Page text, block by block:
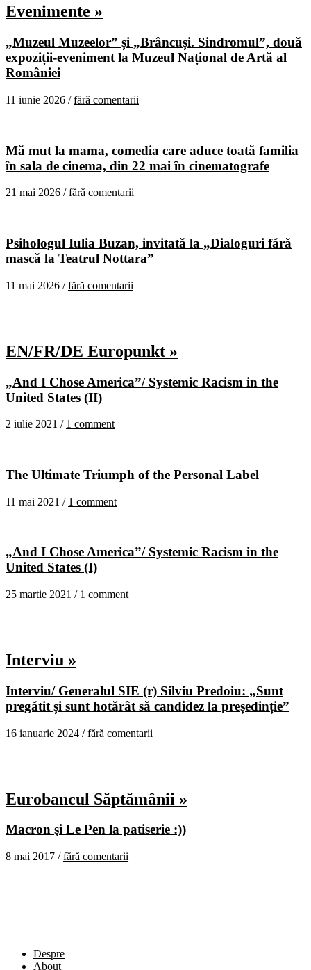
Evenimente »
„Muzeul Muzeelor” și „Brâncuși. Sindromul”, două
expoziții-eveniment la Muzeul Național de Artă al
României
11 iunie 2026 /fără comentarii
Mă mut la mama, comedia care aduce toată familia
în sala de cinema, din 22 mai în cinematografe
21 mai 2026 /fără comentarii
Psihologul Iulia Buzan, invitată la „Dialoguri fără
mască la Teatrul Nottara”
11 mai 2026 /fără comentarii
EN/FR/DE Europunkt »
„And I Chose America”/ Systemic Racism in the
United States (II)
2 iulie 2021 / 1 comment
The Ultimate Triumph of the Personal Label
11 mai 2021 / 1 comment
„And I Chose America”/ Systemic Racism in the
United States (I)
25 martie 2021 / 1 comment
Interviu »
Interviu/ Generalul SIE (r) Silviu Predoiu: „Sunt
pregătit și sunt hotărât să candidez la președinție”
16 ianuarie 2024 /fără comentarii
Eurobancul Săptămânii »
Macron şi Le Pen la patiserie :))
8 mai 2017 /fără comentarii
Despre
About